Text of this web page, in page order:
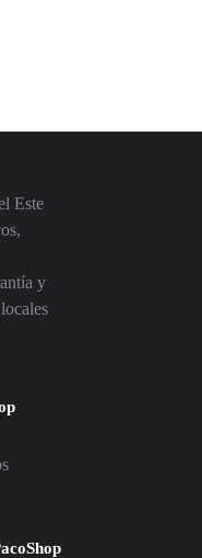
Este
y